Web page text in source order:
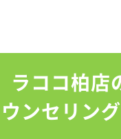
ラココ柏店
ンセリン